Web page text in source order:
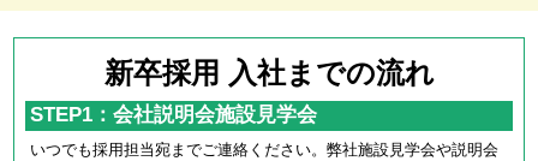
新卒採用 入社までの流れ
STEP1：会社説明会施設見学会
いつでも採用担当宛までご連絡ください。弊社施設見学会や説明会